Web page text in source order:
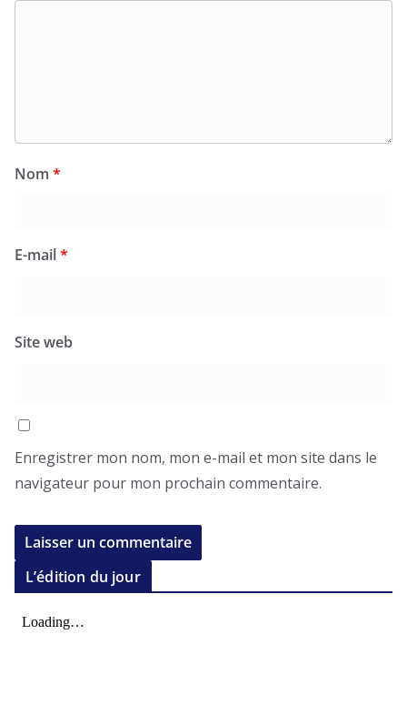
Nom *
E-mail*
Site web
Enregistrer mon nom, mon e-mail et mon site dans le
navigateur pour mon prochain commentaire.
L’édition du jour